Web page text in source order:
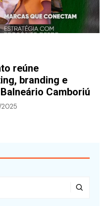
reúne
branding e
Camboriú